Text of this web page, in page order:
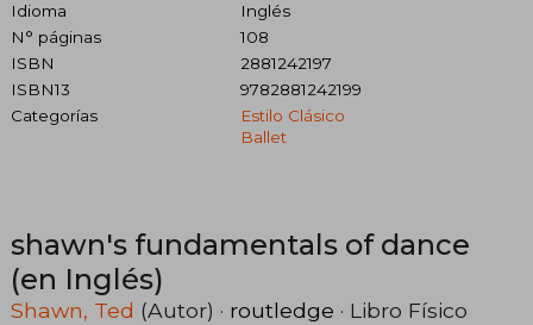
Idioma
Inglés
N° páginas
108
ISBN
2881242197
ISBN13
9782881242199
Categorías
Estilo Clásico
Ballet
shawn's fundamentals of dance
(en Inglés)
Shawn, Ted (Autor) · routledge · Libro Físico